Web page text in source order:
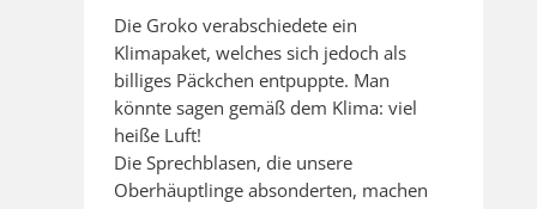
Die Groko verabschiedete ein
Klimapaket, welches sich jedoch als
billiges Päckchen entpuppte. Man
könnte sagen gemäß dem Klima: viel
heiße Luft!
Die Sprechblasen, die unsere
Oberhäuptlinge absonderten, machen